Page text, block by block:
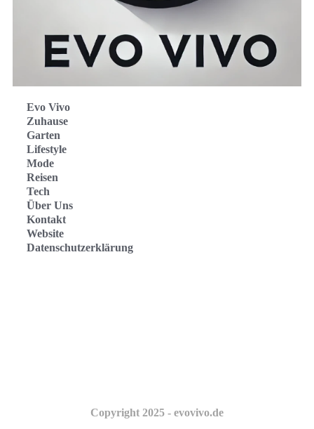
Evo Vivo
Zuhause
Garten
Lifestyle
Mode
Reisen
Tech
Über Uns
Kontakt
Website
Datenschutzerklärung
Copyright 2025 - evovivo.de